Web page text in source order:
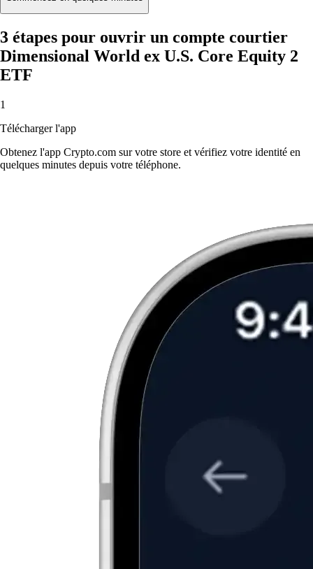
3 étapes pour ouvrir un compte courtier
Dimensional World ex U.S. Core Equity 2
ETF
1
Télécharger l'app
Obtenez l'app Crypto.com sur votre store et vérifiez votre identité en
quelques minutes depuis votre téléphone.